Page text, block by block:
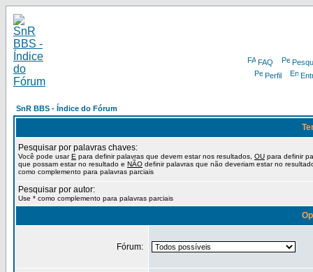
FAQ
Perfil
SnR BBS - Índice do Fórum
Pesquisar por palavras chaves:
Você pode usarE para definir palavras que devem estar nos resultados, OU para definir
que possam estar no resultado e NÃO definir palavras que não deveriam estar no
como complemento para palavras parciais
Pesquisar por autor:
Use * como complemento para palavras parciais
Fórum: